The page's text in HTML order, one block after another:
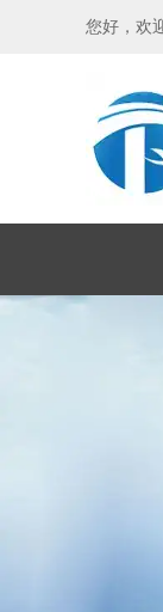
您好，欢